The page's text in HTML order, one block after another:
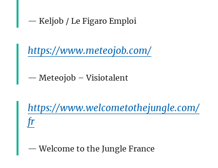
Keljob / Le Figaro Emploi
https://www.meteojob.com/
Meteojob – Visiotalent
https://www.welcometothejungle.com/
fr
Welcome to the Jungle France